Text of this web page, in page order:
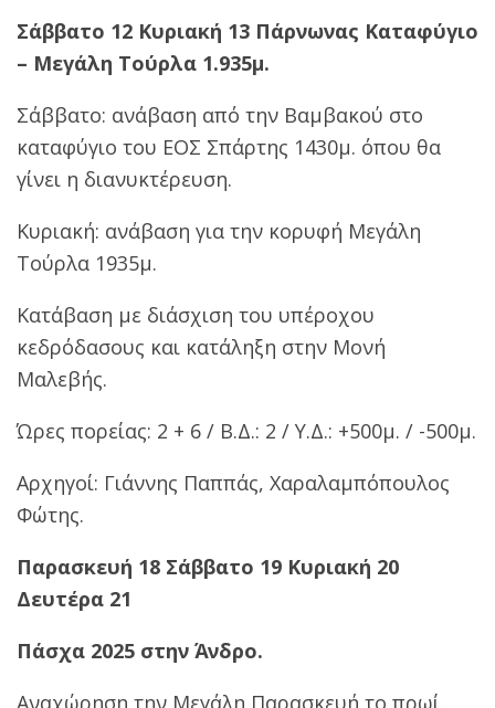
Σάββατο 12 Κυριακή 13 Πάρνωνας Καταφύγιο
– Μεγάλη Τούρλα 1.935μ.
Σάββατο: ανάβαση από την Βαμβακού στο
καταφύγιο του ΕΟΣ Σπάρτης 1430μ. όπου θα
γίνει η διανυκτέρευση.
Κυριακή: ανάβαση για την κορυφή Μεγάλη
Τούρλα 1935μ.
Κατάβαση με διάσχιση του υπέροχου
κεδρόδασους και κατάληξη στην Μονή
Μαλεβής.
Ώρες πορείας: 2 + 6 / Β.Δ.: 2 / Υ.Δ.: +500μ. / -500μ.
Αρχηγοί: Γιάννης Παππάς, Χαραλαμπόπουλος
Φώτης.
Παρασκευή 18 Σάββατο 19 Κυριακή 20
Δευτέρα 21
Πάσχα 2025 στην Άνδρο.
Αναχώρηση την Μεγάλη Παρασκευή το πρωί,